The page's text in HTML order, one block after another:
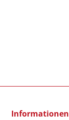
Informationen